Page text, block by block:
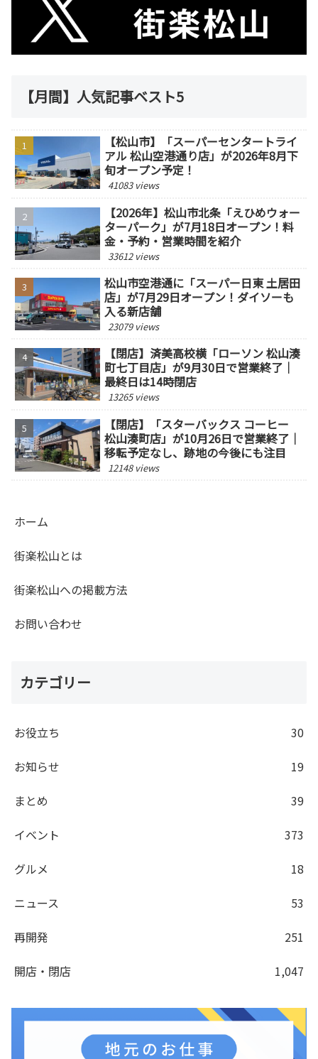
【月間】人気記事ベスト5
【松山市】「スーパーセンタートライ
アル 松山空港通り店」が2026年8月下
旬オープン予定！
41083 views
【2026年】松山市北条「えひめウォー
ターパーク」が7月18日オープン！料
金・予約・営業時間を紹介
33612 views
松山市空港通に「スーパー日東 土居田
店」が7月29日オープン！ダイソーも
入る新店舗
23079 views
【閉店】済美高校横「ローソン 松山湊
町七丁目店」が9月30日で営業終了｜
最終日は14時閉店
13265 views
【閉店】「スターバックス コーヒー
松山湊町店」が10月26日で営業終了｜
移転予定なし、跡地の今後にも注目
12148 views
ホーム
街楽松山とは
街楽松山への掲載方法
お問い合わせ
カテゴリー
お役立ち
30
お知らせ
19
まとめ
39
イベント
373
グルメ
18
ニュース
53
再開発
251
開店・閉店
1,047